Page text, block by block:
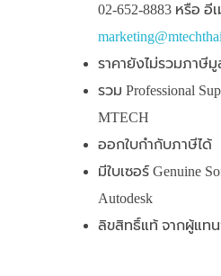
02-652-8883 หรือ อี
ราคายังไม่รวมภาษีมู
รวม Professional
MTECH
ออกใบกำกับภาษีได้
มีใบเซอร์ Genuine
Autodesk
ลิขสิทธิ์แท้ จากผู้แท